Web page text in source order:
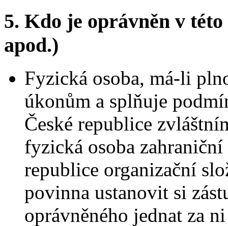
5. Kdo je oprávněn v
apod.)
Fyzická osoba, má-li
úkonům a splňuje
České republice
fyzická osoba
republice organizační
povinna ustanovit si
oprávněného jednat za